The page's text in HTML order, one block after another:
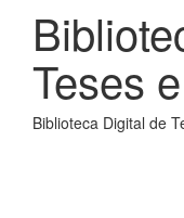
Teses
Biblioteca Digital de